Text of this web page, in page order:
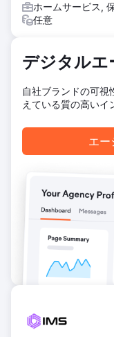
ドルでした。8 月ま
559,387 ドルに増加
ホームサービス,
任意
デジタルエ
自社ブランドの可視
えている質の高いイ
エー